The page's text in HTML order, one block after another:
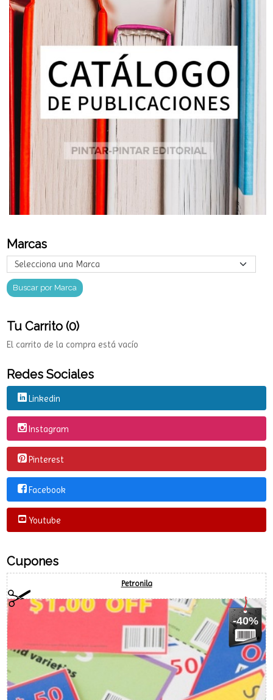
Marcas
El carrito de la compra está vacío
Redes Sociales
Linkedin
Instagram
Pinterest
Facebook
Youtube
Cupones
-40%